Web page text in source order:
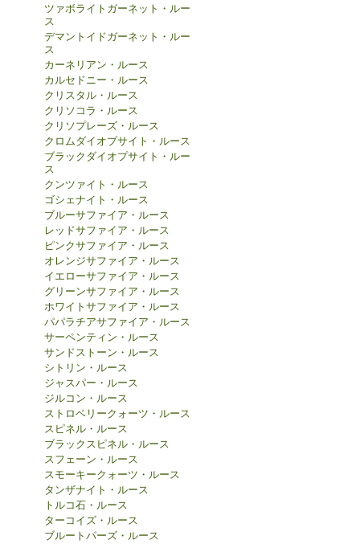
ツァボライトガーネット・ルー
ス
デマントイドガーネット・ルー
ス
カーネリアン・ルース
カルセドニー・ルース
クリスタル・ルース
クリソコラ・ルース
クリソプレーズ・ルース
クロムダイオプサイト・ルース
ブラックダイオプサイト・ルー
ス
クンツァイト・ルース
ゴシェナイト・ルース
ブルーサファイア・ルース
レッドサファイア・ルース
ピンクサファイア・ルース
オレンジサファイア・ルース
イエローサファイア・ルース
グリーンサファイア・ルース
ホワイトサファイア・ルース
パパラチアサファイア・ルース
サーペンティン・ルース
サンドストーン・ルース
シトリン・ルース
ジャスパー・ルース
ジルコン・ルース
ストロベリークォーツ・ルース
スピネル・ルース
ブラックスピネル・ルース
スフェーン・ルース
スモーキークォーツ・ルース
タンザナイト・ルース
トルコ石・ルース
ターコイズ・ルース
ブルートパーズ・ルース